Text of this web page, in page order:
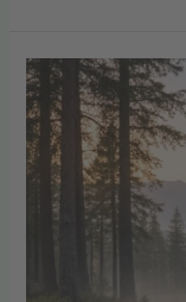
Minimalistisch
Reisen:
So
gelingt
dein
perfektes
Camping-